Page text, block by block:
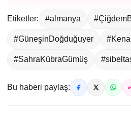
Etiketler: #almanya
#GüneşinDoğduğuyer
#SahraKübraGümüş
Bu haberi paylaş: